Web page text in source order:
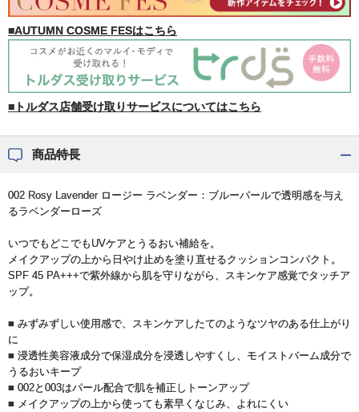
■AUTUMN COSME FESはこちら
■トルダス店舗受け取りサービスについてはこちら
商品特長
002 Rosy Lavender ロージー ラベンダー：ブルーパールで透明感を与え
るラベンダーローズ
いつでもどこでもUVケアとうるおい補給を。
メイクアップの上から日やけ止めを塗り直せるクッションコンパクト。
SPF 45 PA+++で紫外線から肌を守りながら、スキンケア感覚でタッチア
ップ。
■ みずみずしい使用感で、スキンケアしたてのようなツヤのある仕上がり
に
■ 浸透性美容液成分で保湿成分を浸透しやすくし、モイストバーム成分で
うるおいキープ
■ 002と003はパール配合で肌を補正しトーンアップ
■ メイクアップの上から使っても素早くなじみ、よれにくい